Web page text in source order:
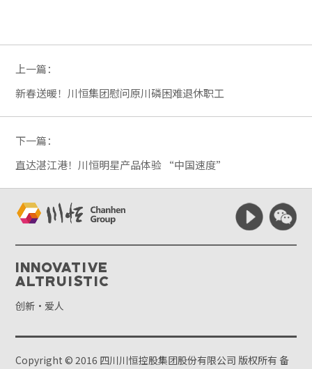
上一篇：
新春送暖！川恒集团慰问原川磷困难退休职工
下一篇：
直达湛江港！川恒明星产品体验 “中国速度”
Innovative
Altruistic
创新·爱人
Copyright © 2016 四川川恒控股集团股份有限公司 版权所有备